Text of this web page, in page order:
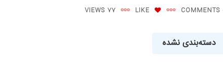
LIKE
77 VIEWS
دسته‌بندی نشده